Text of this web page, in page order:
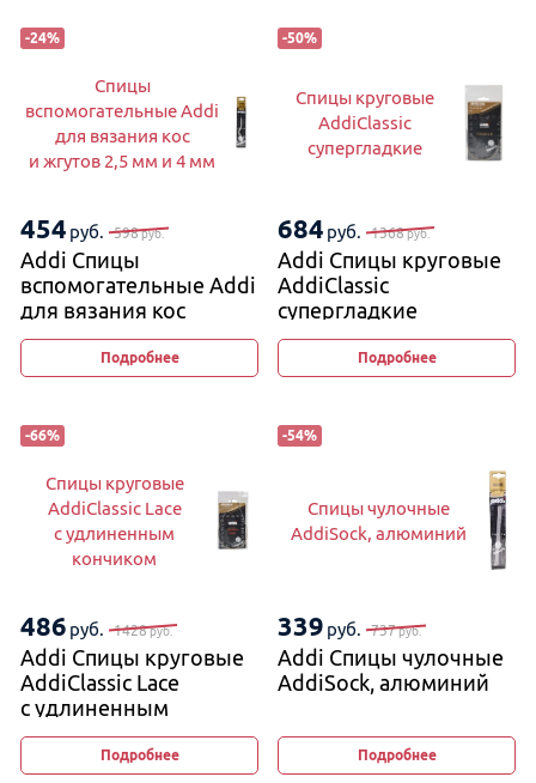
-24%
Спицы
вспомогательные Addi
для вязания кос
и жгутов 2,5 мм и 4 мм
454 руб. 598руб.
Addi Спицы
вспомогательные Addi
для вязания кос
и жгутов 2,5 мм и 4 мм
Подробнее
-50%
Спицы круговые
AddiClassic
супергладкие
684 руб. 1368руб.
Addi Спицы круговые
AddiClassic
супергладкие
Подробнее
-66%
Спицы круговые
AddiClassic Lace
с удлиненным
кончиком
486 руб. 1428руб.
Addi Спицы круговые
AddiClassic Lace
с удлиненным
кончиком
Подробнее
-54%
Спицы чулочные
AddiSock, алюминий
339 руб. 737руб.
Addi Спицы чулочные
AddiSock, алюминий
Подробнее